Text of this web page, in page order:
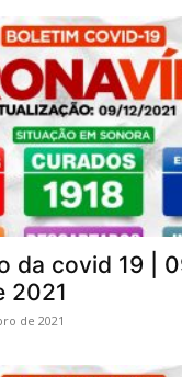
da covid 19 |
2021
de 2021